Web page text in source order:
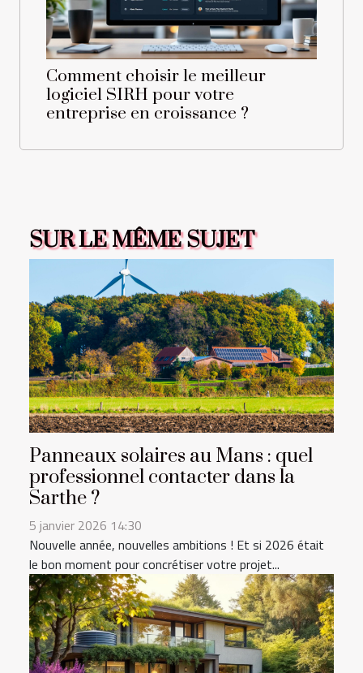
Comment choisir le meilleur
logiciel SIRH pour votre
entreprise en croissance ?
SUR LE MÊME SUJET
Panneaux solaires au Mans : quel
professionnel contacter dans la
Sarthe ?
5 janvier 2026 14:30
Nouvelle année, nouvelles ambitions ! Et si 2026 était
le bon moment pour concrétiser votre projet...